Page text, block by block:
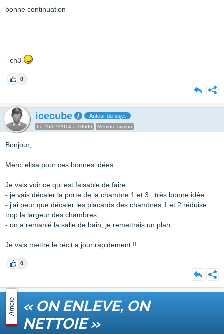
bonne continuation
- ch3
0
icecube Auteur du sujet
Le 26/07/2014 à 13h06 Membre sympa
Bonjour,
Merci elisa pour ces bonnes idées
Je vais voir ce qui est faisable de faire :
- je vais décaler la porte de la chambre 1 et 3 , très bonne idée.
- j'ai peur que décaler les placards des chambres 1 et 2 réduise
trop la largeur des chambres
- on a remanié la salle de bain, je remettrais un plan
Je vais mettre le récit a jour rapidement !!
0
Article « ON ENLEVE, ON
NETTOIE »